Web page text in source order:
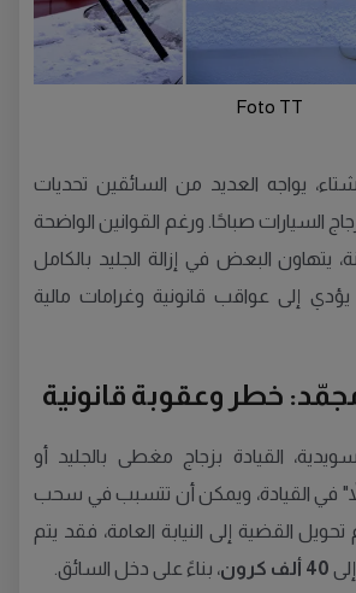
Foto TT
يواجه العديد من السائقين تحديات
السيارات صباحًا. ورغم القوانين الواضحة
يتهاون البعض في إزالة الجليد بالكامل
إلى عواقب قانونية وغرامات مالية
خطر وعقوبة قانونية
القيادة بزجاج مغطى بالجليد أو
في القيادة، ويمكن أن تتسبب في سحب
تحويل القضية إلى النيابة العامة، فقد يتم
40 ألف كرون
، بناءً على دخل السائق.